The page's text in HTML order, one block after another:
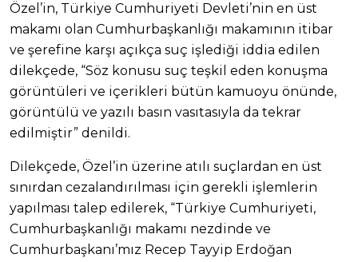
Özel’in, Türkiye Cumhuriyeti Devleti’nin en üst
makamı olan Cumhurbaşkanlığı makamının itibar
ve şerefine karşı açıkça suç işlediği iddia edilen
dilekçede, “Söz konusu suç teşkil eden konuşma
görüntüleri ve içerikleri bütün kamuoyu önünde,
görüntülü ve yazılı basın vasıtasıyla da tekrar
edilmiştir” denildi.
Dilekçede, Özel’in üzerine atılı suçlardan en üst
sınırdan cezalandırılması için gerekli işlemlerin
yapılması talep edilerek, “Türkiye Cumhuriyeti,
Cumhurbaşkanlığı makamı nezdinde ve
Cumhurbaşkanı’mız Recep Tayyip Erdoğan